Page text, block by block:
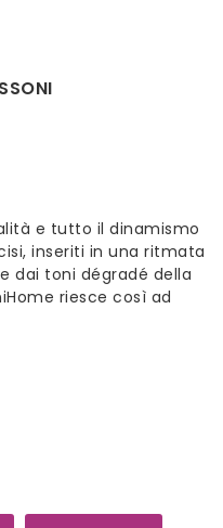
e tutto il dinamismo
inseriti in una ritmata
dai toni dégradé della
riesce così ad